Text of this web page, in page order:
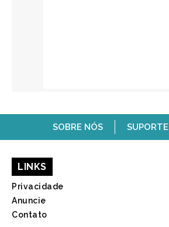
SOBRE NÓS SUPORTE
LINKS
Privacidade
Anuncie
Contato